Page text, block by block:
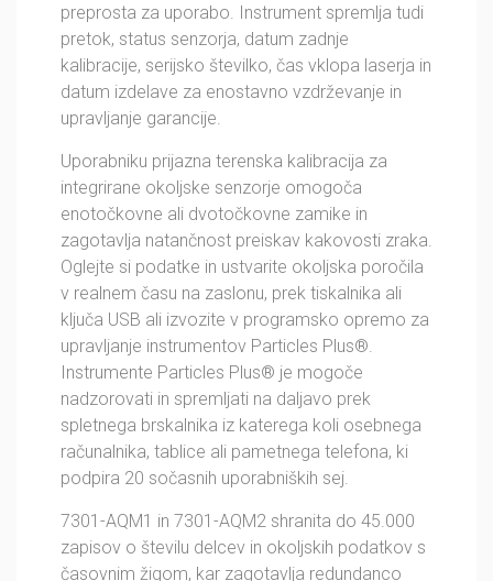
preprosta za uporabo. Instrument spremlja tudi
pretok, status senzorja, datum zadnje
kalibracije, serijsko številko, čas vklopa laserja in
datum izdelave za enostavno vzdrževanje in
upravljanje garancije.
Uporabniku prijazna terenska kalibracija za
integrirane okoljske senzorje omogoča
enotočkovne ali dvotočkovne zamike in
zagotavlja natančnost preiskav kakovosti zraka.
Oglejte si podatke in ustvarite okoljska poročila
v realnem času na zaslonu, prek tiskalnika ali
ključa USB ali izvozite v programsko opremo za
upravljanje instrumentov Particles Plus®.
Instrumente Particles Plus® je mogoče
nadzorovati in spremljati na daljavo prek
spletnega brskalnika iz katerega koli osebnega
računalnika, tablice ali pametnega telefona, ki
podpira 20 sočasnih uporabniških sej.
7301-AQM1 in 7301-AQM2 shranita do 45.000
zapisov o številu delcev in okoljskih podatkov s
časovnim žigom, kar zagotavlja redundanco